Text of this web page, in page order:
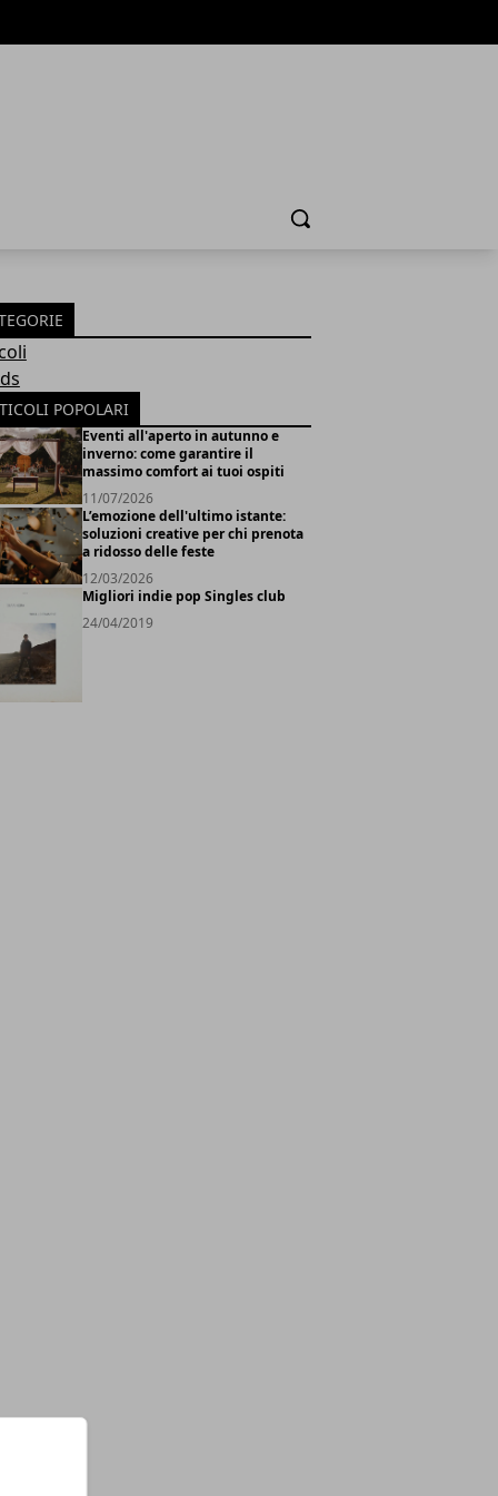
Cerca
POPOLARI
Eventi all'aperto in autunno e
inverno: come garantire il
massimo comfort ai tuoi ospiti
11/07/2026
L’emozione dell'ultimo istante:
soluzioni creative per chi prenota
a ridosso delle feste
12/03/2026
Migliori indie pop Singles club
24/04/2019